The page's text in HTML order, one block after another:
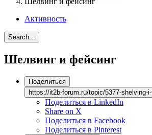
Активность
Search...
Шелвинг и фейсинг
Поделиться
https://it2b-forum.ru/topic/5377-shelving-
Поделиться в LinkedIn
Share on X
Поделиться в Facebook
Поделиться в Pinterest